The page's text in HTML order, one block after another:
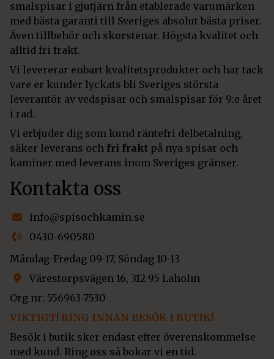
smalspisar i gjutjärn från etablerade varumärken
med bästa garanti till Sveriges absolut bästa priser.
Även tillbehör och skorstenar. Högsta kvalitet och
alltid fri frakt.
Vi levererar enbart kvalitetsprodukter och har tack
vare er kunder lyckats bli Sveriges största
leverantör av vedspisar och smalspisar för 9:e året
i rad.
Vi erbjuder dig som kund räntefri delbetalning,
säker leverans och fri frakt på nya spisar och
kaminer med leverans inom Sveriges gränser.
Kontakta oss
info@spisochkamin.se
0430-690580
Måndag-Fredag 09-17, Söndag 10-13
Värestorpsvägen 16, 312 95 Laholm
Org nr: 556963-7530
VIKTIGT! RING INNAN BESÖK I BUTIK!
Besök i butik sker endast efter överenskommelse
med kund. Ring oss så bokar vi en tid.